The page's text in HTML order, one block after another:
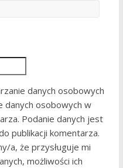
danych osobowych
danych osobowych w
Podanie danych jest
publikacji komentarza.
a, że przysługuje mi
możliwości ich